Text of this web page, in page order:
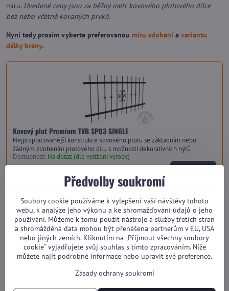
míru. Uvedené ceny jsou za běžný metr kovového plotového dílce
bez nebo včetně kovaných prvků.
Nyní tedy prosím vyberte preferovanou míru zdobení a variantu
délky brány.
Kovový plot Premium TVB SP03 SINGLE
Nejpropracovanější konstrukce kovového plotu se základním nebo
žádným zdobením plotového dílu s možností dekorativních nýtů
Dostupnost: Na dotaz (dle vytížení výroby)
Kovový plot Premium TVB SP03 HARMONY
Nejpropracovanější konstrukce kovového plotu s pokročilými prvky
zdobení plotového dílu s možností dekorativních nýtů
Dostupnost:Na dotaz (dle vytížení výroby)
Předvolby soukromí
Soubory cookie používáme k vylepšení vaší návštěvy tohoto
webu, k analýze jeho výkonu a ke shromažďování údajů o jeho
používání. Můžeme k tomu použít nástroje a služby třetích stran
a shromážděná data mohou být přenášena partnerům v EU, USA
nebo jiných zemích. Kliknutím na „Přijmout všechny soubory
cookie“ vyjadřujete svůj souhlas s tímto zpracováním. Níže
můžete najít podrobné informace nebo upravit své preference.
Zásady ochrany soukromí